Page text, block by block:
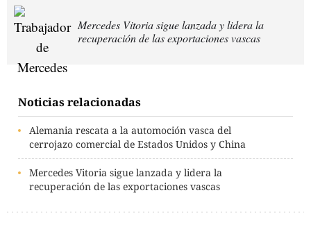
Mercedes Vitoria sigue lanzada y lidera la
recuperación de las exportaciones vascas
Noticias relacionadas
Alemania rescata a la automoción vasca del
cerrojazo comercial de Estados Unidos y China
Mercedes Vitoria sigue lanzada y lidera la
recuperación de las exportaciones vascas